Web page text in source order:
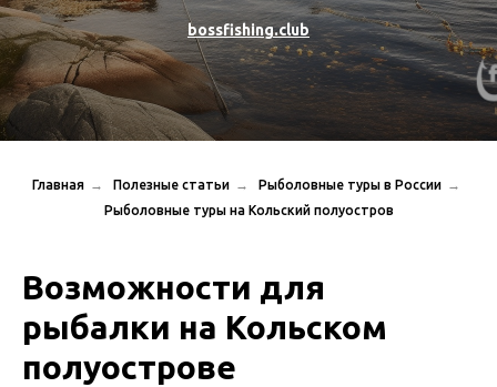
bossfishing.club
Главная → Полезные статьи → Рыболовные туры в России →
Рыболовные туры на Кольский полуостров
Возможности для
рыбалки на Кольском
полуострове